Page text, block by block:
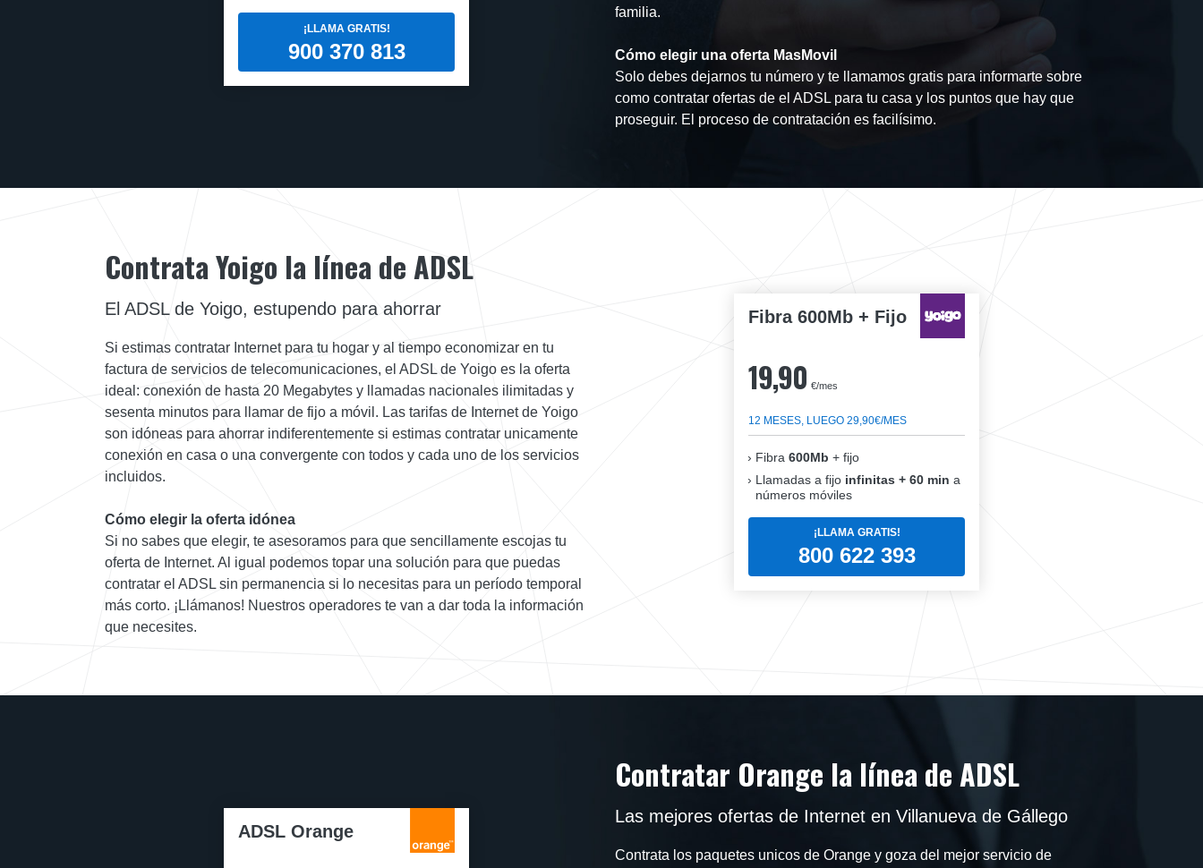
¡LLAMA GRATIS!
900 370 813
familia.
Cómo elegir una oferta MasMovil
Solo debes dejarnos tu número y te llamamos gratis para informarte sobre
como contratar ofertas de el ADSL para tu casa y los puntos que hay que
proseguir. El proceso de contratación es facilísimo.
Fibra 600Mb + Fijo
19,90 €/mes
12 MESES, LUEGO 29,90€/MES
Fibra 600Mb + fijo
Llamadas a fijo infinitas + 60 min a
números móviles
¡LLAMA GRATIS!
800 622 393
Contrata Yoigo la línea de ADSL
El ADSL de Yoigo, estupendo para ahorrar
Si estimas contratar Internet para tu hogar y al tiempo economizar en tu
factura de servicios de telecomunicaciones, el ADSL de Yoigo es la oferta
ideal: conexión de hasta 20 Megabytes y llamadas nacionales ilimitadas y
sesenta minutos para llamar de fijo a móvil. Las tarifas de Internet de Yoigo
son idóneas para ahorrar indiferentemente si estimas contratar unicamente
conexión en casa o una convergente con todos y cada uno de los servicios
incluidos.
Cómo elegir la oferta idónea
Si no sabes que elegir, te asesoramos para que sencillamente escojas tu
oferta de Internet. Al igual podemos topar una solución para que puedas
contratar el ADSL sin permanencia si lo necesitas para un período temporal
más corto. ¡Llámanos! Nuestros operadores te van a dar toda la información
que necesites.
ADSL Orange
Contratar Orange la línea de ADSL
Las mejores ofertas de Internet en Villanueva de Gállego
Contrata los paquetes unicos de Orange y goza del mejor servicio de